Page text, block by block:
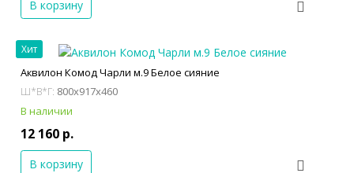
В корзину
Хит
Аквилон Комод Чарли м.9 Белое сияние
Ш*В*Г: 800x917x460
В наличии
12 160 р.
В корзину